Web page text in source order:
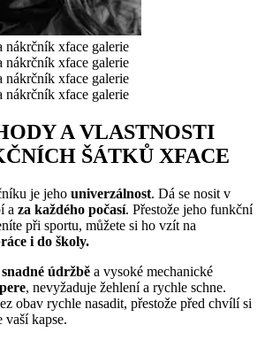
A VLASTNOSTI
ŠÁTKŮ XFACE
je jeho univerzálnost. Dá se nosit v
a za každého počasí. Přestože jeho funkční
při sportu, můžete si ho vzít na
i do školy.
snadné údržbě a vysoké mechanické
, nevyžaduje žehlení a rychle schne.
obav rychle nasadit, přestože před chvílí si
vaší kapse.